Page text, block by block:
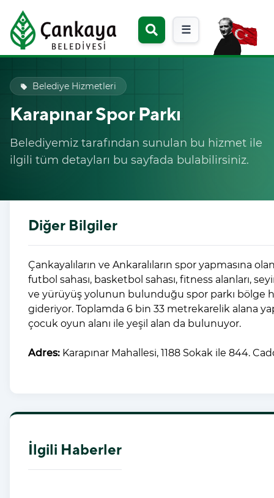
☰
local_offer Belediye Hizmetleri
Karapınar Spor Parkı
Belediyemiz tarafından sunulan bu hizmet ile
ilgili tüm detayları bu sayfada bulabilirsiniz.
Diğer Bilgiler
Çankayalıların ve Ankaralıların spor yapmasına
futbol sahası, basketbol sahası, fitness alanları,
ve yürüyüş yolunun bulunduğu spor parkı bölge
gideriyor. Toplamda 6 bin 33 metrekarelik alana
çocuk oyun alanı ile yeşil alan da bulunuyor.
Adres: Karapınar Mahallesi, 1188 Sokak ile 844.
İlgili Haberler